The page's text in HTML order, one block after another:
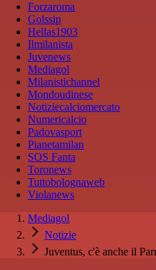
Forzaroma
Golssip
Hellas1903
Ilmilanista
Juvenews
Mediagol
Milanistichannel
Mondoudinese
Notiziecalciomercato
Numericalcio
Padovasport
Pianetamilan
SOS Fanta
Toronews
Tuttobolognaweb
Violanews
Mediagol
Notizie
Juventus, c'è anche il